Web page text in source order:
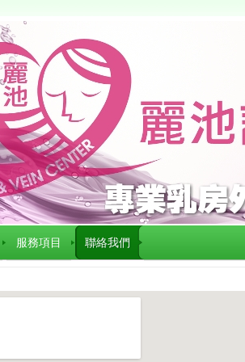
服務項目 聯絡我們